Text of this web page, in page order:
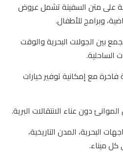
على متن السفينة تشمل عروض
وبرامج للأطفال.
بين الجولات البحرية والوقت
الساحلية.
مع إمكانية توفير خيارات
دون عناء الانتقالات البرية.
البحرية، المدن التاريخية،
كل ميناء.